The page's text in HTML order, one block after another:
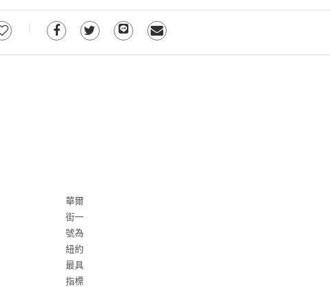
華爾
街一
號為
紐約
最具
指標